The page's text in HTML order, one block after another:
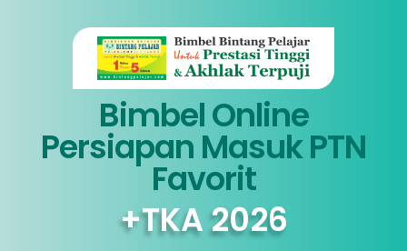
Bimbel Online
Persiapan Masuk PTN
Favorit
+TKA 2026